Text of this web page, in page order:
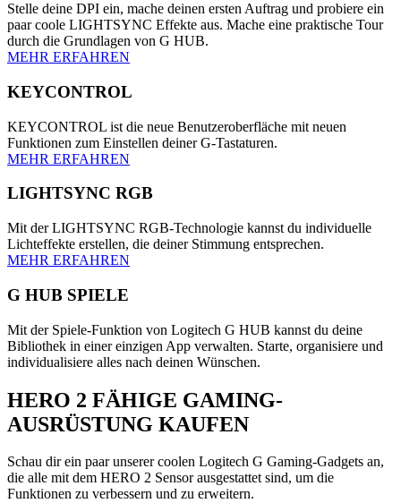
Stelle deine DPI ein, mache deinen ersten Auftrag und probiere ein
paar coole LIGHTSYNC Effekte aus. Mache eine praktische Tour
durch die Grundlagen von G HUB.
MEHR ERFAHREN
KEYCONTROL
KEYCONTROL ist die neue Benutzeroberfläche mit neuen
Funktionen zum Einstellen deiner G-Tastaturen.
MEHR ERFAHREN
LIGHTSYNC RGB
Mit der LIGHTSYNC RGB-Technologie kannst du individuelle
Lichteffekte erstellen, die deiner Stimmung entsprechen.
MEHR ERFAHREN
G HUB SPIELE
Mit der Spiele-Funktion von Logitech G HUB kannst du deine
Bibliothek in einer einzigen App verwalten. Starte, organisiere und
individualisiere alles nach deinen Wünschen.
HERO 2 FÄHIGE GAMING-
AUSRÜSTUNG KAUFEN
Schau dir ein paar unserer coolen Logitech G Gaming-Gadgets an,
die alle mit dem HERO 2 Sensor ausgestattet sind, um die
Funktionen zu verbessern und zu erweitern.